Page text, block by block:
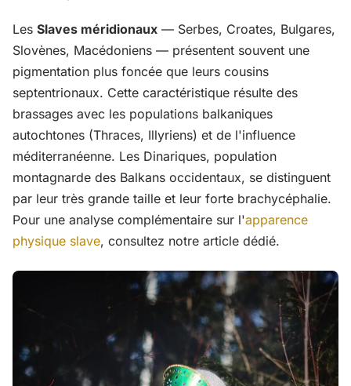
Les Slaves méridionaux — Serbes, Croates, Bulgares,
Slovènes, Macédoniens — présentent souvent une
pigmentation plus foncée que leurs cousins
septentrionaux. Cette caractéristique résulte des
brassages avec les populations balkaniques
autochtones (Thraces, Illyriens) et de l'influence
méditerranéenne. Les Dinariques, population
montagnarde des Balkans occidentaux, se distinguent
par leur très grande taille et leur forte brachycéphalie.
Pour une analyse complémentaire sur l'apparence
physique slave, consultez notre article dédié.